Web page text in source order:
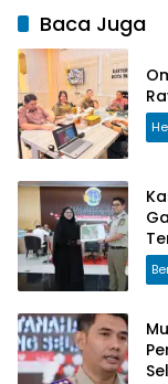
Masyarakat
Pelaksanaan
Program
Pengukuran
Terjadwal
Baca Juga